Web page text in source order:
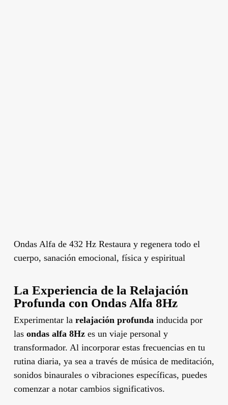
Ondas Alfa de 432 Hz Restaura y regenera todo el
cuerpo, sanación emocional, física y espiritual
La Experiencia de la Relajación
Profunda con Ondas Alfa 8Hz
Experimentar la relajación profunda inducida por
las ondas alfa 8Hzes un viaje personal y
transformador. Al incorporar estas frecuencias en tu
rutina diaria, ya sea a través de música de meditación,
sonidos binaurales o vibraciones específicas, puedes
comenzar a notar cambios significativos.